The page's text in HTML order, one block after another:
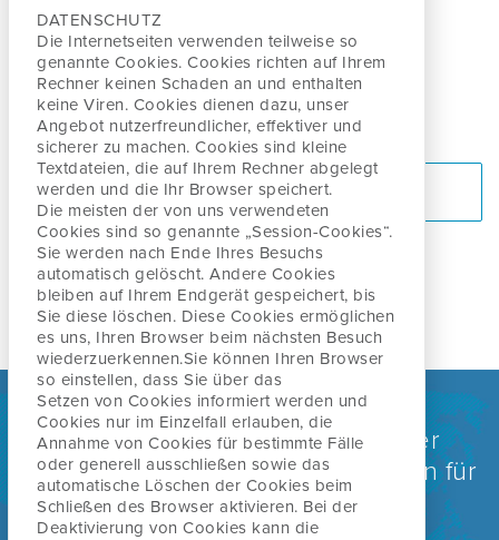
Matthias Krietemeyer
Mitgliederbetreuung / Administration
PT, Cred. MDT
PROFIL ANSEHEN
Weltweit anerkannt als eine der
führenden Behandlungsmethoden für
Rücken-, Nacken- und
DATENSCHUTZ
Die Internetseiten verwenden teilweise so
genannte Cookies. Cookies richten auf Ihrem
Rechner keinen Schaden an und enthalten
keine Viren. Cookies dienen dazu, unser
Angebot nutzerfreundlicher, effektiver und
sicherer zu machen. Cookies sind kleine
Textdateien, die auf Ihrem Rechner abgelegt
werden und die Ihr Browser speichert.
Die meisten der von uns verwendeten
Cookies sind so genannte „Session-Cookies“.
Sie werden nach Ende Ihres Besuchs
automatisch gelöscht. Andere Cookies
bleiben auf Ihrem Endgerät gespeichert, bis
Sie diese löschen. Diese Cookies ermöglichen
es uns, Ihren Browser beim nächsten Besuch
wiederzuerkennen.Sie können Ihren Browser
so einstellen, dass Sie über das
Setzen von Cookies informiert werden und
Cookies nur im Einzelfall erlauben, die
Annahme von Cookies für bestimmte Fälle
oder generell ausschließen sowie das
automatische Löschen der Cookies beim
Schließen des Browser aktivieren. Bei der
Deaktivierung von Cookies kann die